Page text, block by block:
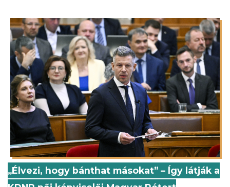
„Élvezi, hogy bánthat másokat” – Így látják a